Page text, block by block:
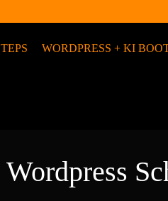
WORDPRESS + KI
Wordpress